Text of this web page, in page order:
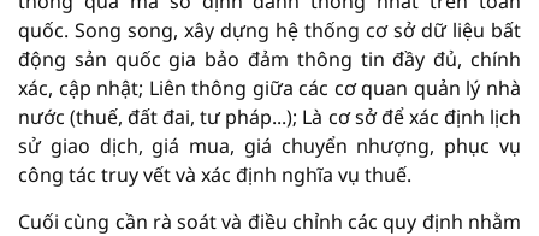
quốc. Song song, xây dựng hệ thống cơ sở dữ liệu bất
động sản quốc gia bảo đảm thông tin đầy đủ, chính
xác, cập nhật; Liên thông giữa các cơ quan quản lý nhà
nước (thuế, đất đai, tư pháp...); Là cơ sở để xác định lịch
sử giao dịch, giá mua, giá chuyển nhượng, phục vụ
công tác truy vết và xác định nghĩa vụ thuế.
Cuối cùng cần rà soát và điều chỉnh các quy định nhằm